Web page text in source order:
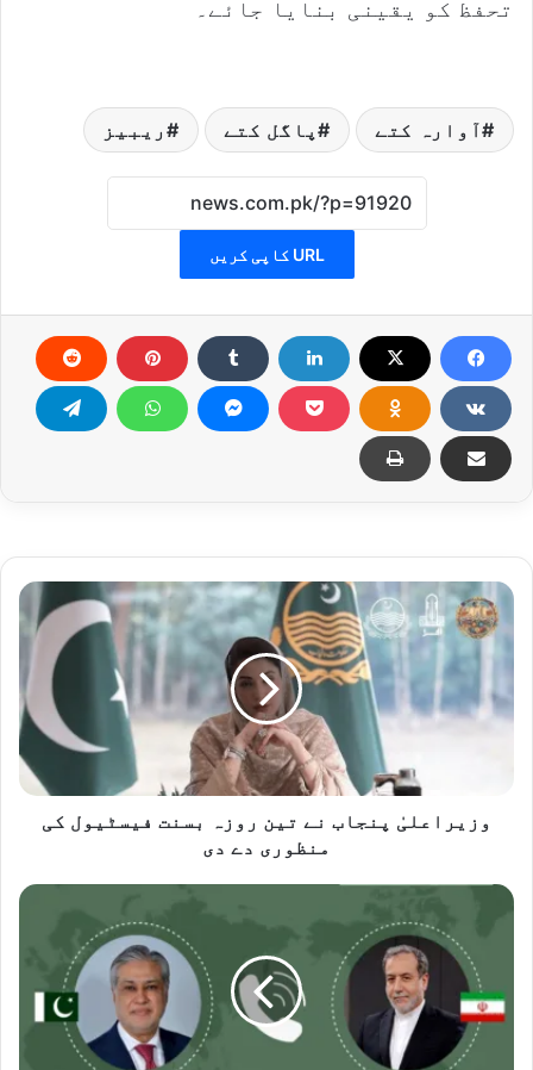
تحفظ کو یقینی بنایا جائے۔
آوارہ کتے پاگل کتے ریبیز
URL کاپی کریں
وزیراعلیٰ
پنجاب
نے
روزہ
بسنت
وزیراعلیٰ پنجاب نے تین روزہ بسنت فیسٹیول کی
منظوری دے دی
نائب
ایرانی
وزیر
خارجہ